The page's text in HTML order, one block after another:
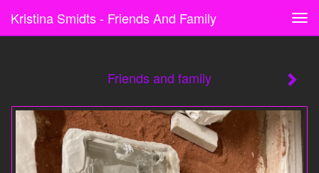
Kristina Smidts - Friends And Family
Friends and family